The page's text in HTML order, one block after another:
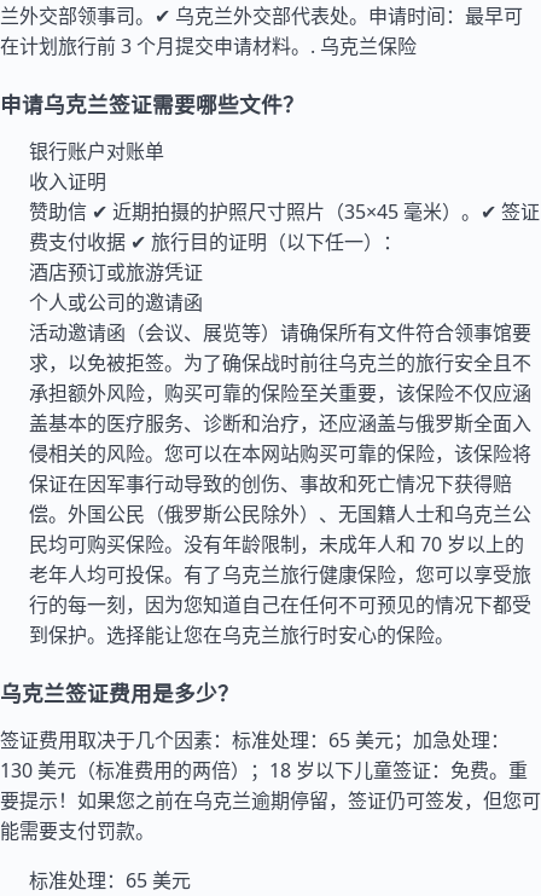
兰外交部领事司。✔ 乌克兰外交部代表处。申请时间：最早可
在计划旅行前 3 个月提交申请材料。. 乌克兰保险
申请乌克兰签证需要哪些文件？
银行账户对账单
收入证明
赞助信 ✔ 近期拍摄的护照尺寸照片（35×45 毫米）。✔ 签证
费支付收据 ✔ 旅行目的证明（以下任一）：
酒店预订或旅游凭证
个人或公司的邀请函
活动邀请函（会议、展览等）请确保所有文件符合领事馆要
求，以免被拒签。为了确保战时前往乌克兰的旅行安全且不
承担额外风险，购买可靠的保险至关重要，该保险不仅应涵
盖基本的医疗服务、诊断和治疗，还应涵盖与俄罗斯全面入
侵相关的风险。您可以在本网站购买可靠的保险，该保险将
保证在因军事行动导致的创伤、事故和死亡情况下获得赔
偿。外国公民（俄罗斯公民除外）、无国籍人士和乌克兰公
民均可购买保险。没有年龄限制，未成年人和 70 岁以上的
老年人均可投保。有了乌克兰旅行健康保险，您可以享受旅
行的每一刻，因为您知道自己在任何不可预见的情况下都受
到保护。选择能让您在乌克兰旅行时安心的保险。
乌克兰签证费用是多少？
签证费用取决于几个因素：标准处理：65 美元；加急处理：
130 美元（标准费用的两倍）；18 岁以下儿童签证：免费。重
要提示！如果您之前在乌克兰逾期停留，签证仍可签发，但您可
能需要支付罚款。
标准处理：65 美元